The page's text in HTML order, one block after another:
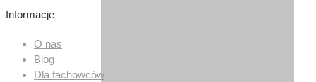
Informacje
O nas
Blog
Dla fachowców